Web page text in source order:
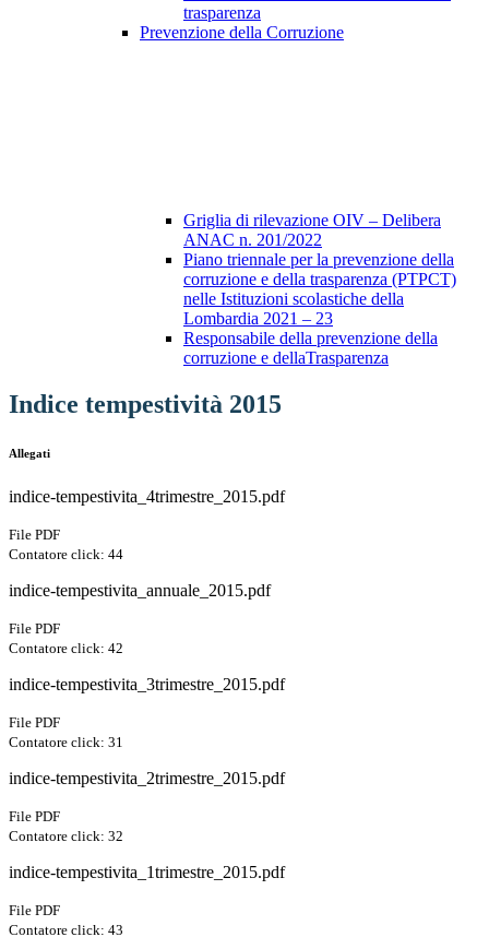
trasparenza
Prevenzione della Corruzione
Griglia di rilevazione OIV – Delibera
ANAC n. 201/2022
Piano triennale per la prevenzione della
corruzione e della trasparenza (PTPCT)
nelle Istituzioni scolastiche della
Lombardia 2021 – 23
Responsabile della prevenzione della
corruzione e dellaTrasparenza
Indice tempestività 2015
Allegati
indice-tempestivita_4trimestre_2015.pdf
File PDF
Contatore click: 44
indice-tempestivita_annuale_2015.pdf
File PDF
Contatore click: 42
indice-tempestivita_3trimestre_2015.pdf
File PDF
Contatore click: 31
indice-tempestivita_2trimestre_2015.pdf
File PDF
Contatore click: 32
indice-tempestivita_1trimestre_2015.pdf
File PDF
Contatore click: 43